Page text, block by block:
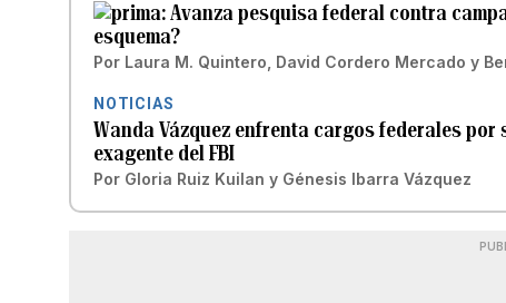
Avanza pesquisa federal contra
esquema?
Por Laura M. Quintero David Cordero Mercado y
NOTICIAS
Wanda Vázquez enfrenta cargos federales
exagente del FBI
Por Gloria Ruiz Kuilan y Génesis Ibarra Vázquez